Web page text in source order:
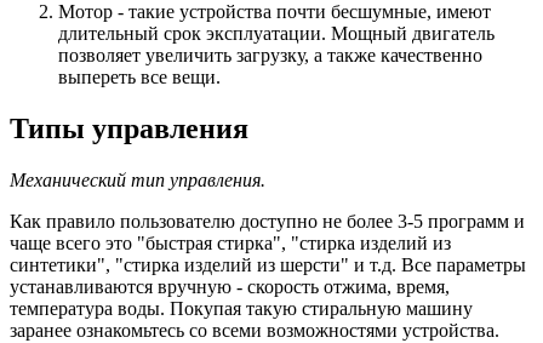
Мотор - такие устройства почти бесшумные, имеют
длительный срок эксплуатации. Мощный двигатель
позволяет увеличить загрузку, а также качественно
выпереть все вещи.
Типы управления
Механический тип управления.
Как правило пользователю доступно не более 3-5 программ и
чаще всего это "быстрая стирка", "стирка изделий из
синтетики", "стирка изделий из шерсти" и т.д. Все параметры
устанавливаются вручную - скорость отжима, время,
температура воды. Покупая такую стиральную машину
заранее ознакомьтесь со всеми возможностями устройства.